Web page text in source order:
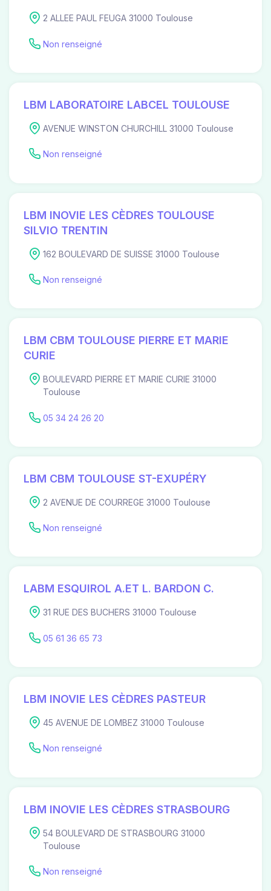
2 ALLEE PAUL FEUGA 31000 Toulouse
Non renseigné
LBM LABORATOIRE LABCEL TOULOUSE
AVENUE WINSTON CHURCHILL 31000 Toulouse
Non renseigné
LBM INOVIE LES CÈDRES TOULOUSE
SILVIO TRENTIN
162 BOULEVARD DE SUISSE 31000 Toulouse
Non renseigné
LBM CBM TOULOUSE PIERRE ET MARIE
CURIE
BOULEVARD PIERRE ET MARIE CURIE 31000
Toulouse
05 34 24 26 20
LBM CBM TOULOUSE ST-EXUPÉRY
2 AVENUE DE COURREGE 31000 Toulouse
Non renseigné
LABM ESQUIROL A.ET L. BARDON C.
31 RUE DES BUCHERS 31000 Toulouse
05 61 36 65 73
LBM INOVIE LES CÈDRES PASTEUR
45 AVENUE DE LOMBEZ 31000 Toulouse
Non renseigné
LBM INOVIE LES CÈDRES STRASBOURG
54 BOULEVARD DE STRASBOURG 31000
Toulouse
Non renseigné